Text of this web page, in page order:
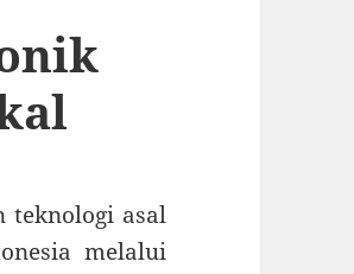
teknologi asal
melalui